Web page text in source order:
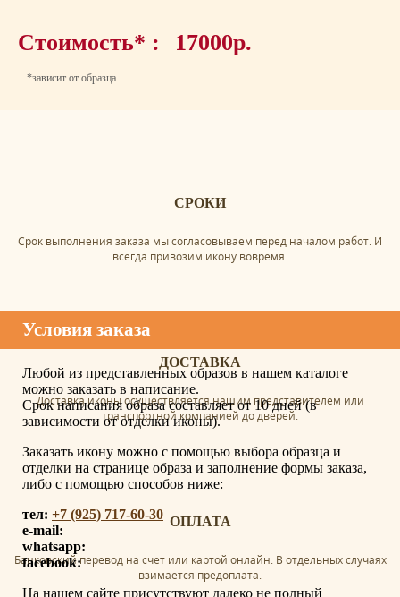
Стоимость* : 17000р.
*зависит от образца
СРОКИ
Срок выполнения заказа мы согласовываем перед началом работ. И
всегда привозим икону вовремя.
ДОСТАВКА
Доставка иконы осуществляется нашим представителем или
транспортной компанией до дверей.
ОПЛАТА
Банковский перевод на счет или картой онлайн. В отдельных случаях
взимается предоплата.
Условия заказа
Любой из представленных образов в нашем каталоге
можно заказать в написание.
Срок написания образа составляет от 10 дней (в
зависимости от отделки иконы).
Заказать икону можно с помощью выбора образца и
отделки на странице образа и заполнение формы заказа,
либо с помощью способов ниже:
тел: +7 (925) 717-60-30
e-mail:
whatsapp:
facebook:
На нашем сайте присутствуют далеко не полный